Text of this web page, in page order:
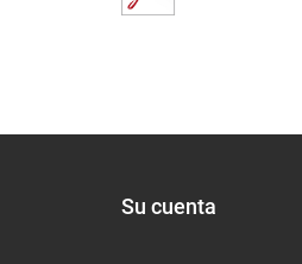
Su cuenta